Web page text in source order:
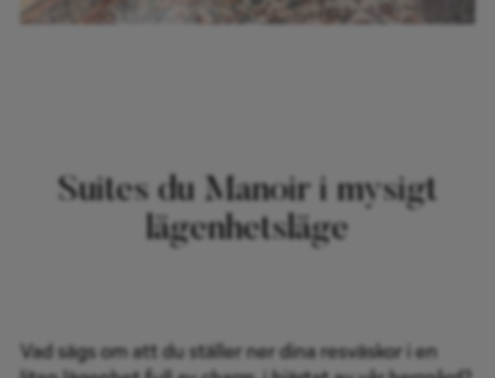
Suites du Manoir i mysigt
lägenhetsläge
Vad sägs om att du ställer ner dina resväskor i en